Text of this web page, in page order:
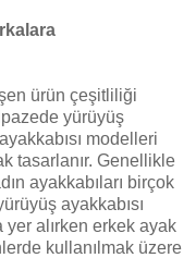
ürün çeşitliliği
yürüyüş
modelleri
tasarlanır. Genellikle
ayakkabıları birçok
ayakkabısı
alırken erkek ayak
kullanılmak üzere